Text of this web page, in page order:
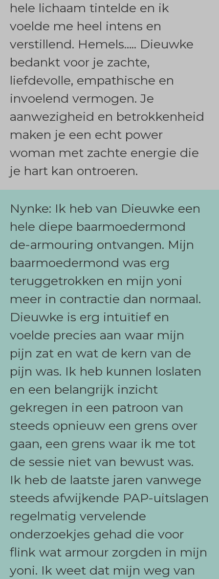
hele lichaam tintelde en ik
voelde me heel intens en
verstillend. Hemels….. Dieuwke
bedankt voor je zachte,
liefdevolle, empathische en
invoelend vermogen. Je
aanwezigheid en betrokkenheid
maken je een echt power
woman met zachte energie die
je hart kan ontroeren.
Nynke: Ik heb van Dieuwke een
hele diepe baarmoedermond
de-armouring ontvangen. Mijn
baarmoedermond was erg
teruggetrokken en mijn yoni
meer in contractie dan normaal.
Dieuwke is erg intuïtief en
voelde precies aan waar mijn
pijn zat en wat de kern van de
pijn was. Ik heb kunnen loslaten
en een belangrijk inzicht
gekregen in een patroon van
steeds opnieuw een grens over
gaan, een grens waar ik me tot
de sessie niet van bewust was.
Ik heb de laatste jaren vanwege
steeds afwijkende PAP-uitslagen
regelmatig vervelende
onderzoekjes gehad die voor
flink wat armour zorgden in mijn
yoni. Ik weet dat mijn weg van